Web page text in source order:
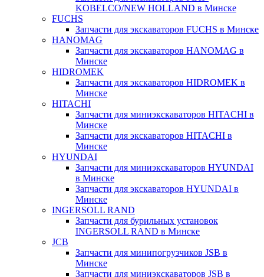
KOBELCO/NEW HOLLAND в Минске
FUCHS
Запчасти для экскаваторов FUCHS в Минске
HANOMAG
Запчасти для экскаваторов HANOMAG в
Минске
HIDROMEK
Запчасти для экскаваторов HIDROMEK в
Минске
HITACHI
Запчасти для миниэкскаваторов HITACHI в
Минске
Запчасти для экскаваторов HITACHI в
Минске
HYUNDAI
Запчасти для миниэкскаваторов HYUNDAI
в Минске
Запчасти для экскаваторов HYUNDAI в
Минске
INGERSOLL RAND
Запчасти для бурильных установок
INGERSOLL RAND в Минске
JCB
Запчасти для минипогрузчиков JSB в
Минске
Запчасти для миниэкскаваторов JSB в